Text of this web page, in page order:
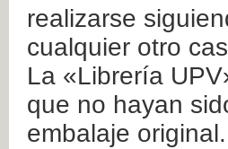
realizarse
cualquier otro
La «Librería
que no hayan
embalaje original.